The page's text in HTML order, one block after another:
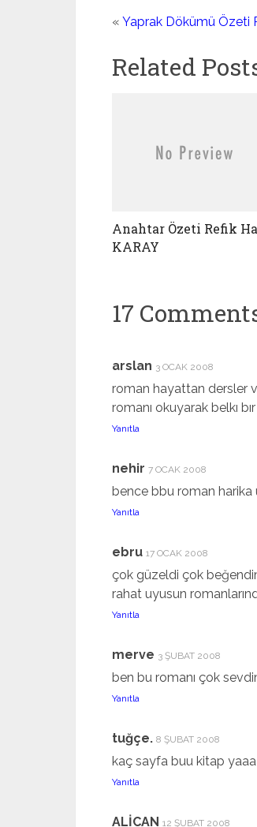
« Yaprak Dökümü Özeti
Related
Anahtar Özeti Refik
KARAY
17
arslan 3 OCAK 2008
roman hayattan dersler
romanı okuyarak belkı
Yanıtla
nehir 7 OCAK 2008
bence bbu roman harika
Yanıtla
ebru 17 OCAK 2008
çok güzeldi çok
rahat uyusun
Yanıtla
merve 3 ŞUBAT 2008
ben bu romanı çok
Yanıtla
tuğçe. 8 ŞUBAT 2008
kaç sayfa buu kitap yaaa
Yanıtla
ALİCAN 12 ŞUBAT 2008